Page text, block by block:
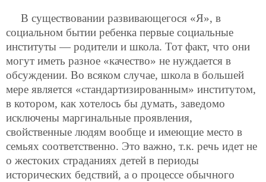
В существовании развивающегося «Я», в
социальном бытии ребенка первые социальные
институты — родители и школа. Тот факт, что они
могут иметь разное «качество» не нуждается в
обсуждении. Во всяком случае, школа в большей
мере является «стандартизированным» институтом,
в котором, как хотелось бы думать, заведомо
исключены маргинальные проявления,
свойственные людям вообще и имеющие место в
семьях соответственно. Это важно, т.к. речь идет не
о жестоких страданиях детей в периоды
исторических бедствий, а о процессе обычного